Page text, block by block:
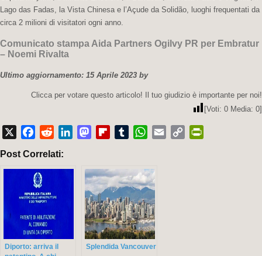
Lago das Fadas, la Vista Chinesa e l’Açude da Solidão, luoghi frequentati da
circa 2 milioni di visitatori ogni anno.
Comunicato stampa Aida Partners Ogilvy PR per Embratur
– Noemi Rivalta
Ultimo aggiornamento: 15 Aprile 2023 by
Clicca per votare questo articolo! Il tuo giudizio è importante per noi!
[Voti: 0 Media: 0]
Post Correlati:
Diporto: arriva il
Splendida Vancouver